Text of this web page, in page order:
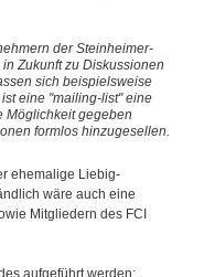
der Steinheimer-
Zukunft zu Diskussionen
sich beispielsweise
eine "mailing-list" eine
Möglichkeit gegeben
formlos hinzugesellen.
ehemalige Liebig-
wäre auch eine
Mitgliedern des FCI
aufgeführt werden: